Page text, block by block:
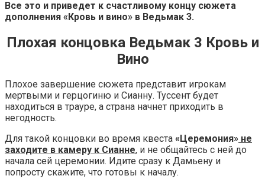
Все это и приведет к счастливому концу сюжета
дополнения «Кровь и вино» в Ведьмак 3.
Плохая концовка Ведьмак 3 Кровь и
Вино
Плохое завершение сюжета представит игрокам
мертвыми и герцогиню и Сианну. Туссент будет
находиться в трауре, а страна начнет приходить в
негодность.
Для такой концовки во время квеста «Церемония» не
заходите в камеру к Сианне, и не общайтесь с ней до
начала сей церемонии. Идите сразу к Дамьену и
попросту скажите, что готовы к началу.